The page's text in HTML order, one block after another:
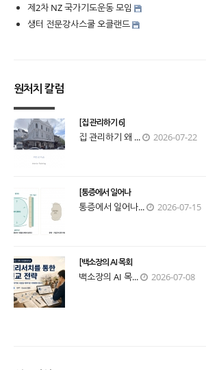
제2차 NZ 국가기도운동 모임
생터 전문강사스쿨 오클랜드
원처치 칼럼
[집 관리하기 6]
집 관리하기 왜 ... 2026-07-22
[통증에서 일어나
통증에서 일어나... 2026-07-15
[백소장의 AI 목회
백소장의 AI 목... 2026-07-08